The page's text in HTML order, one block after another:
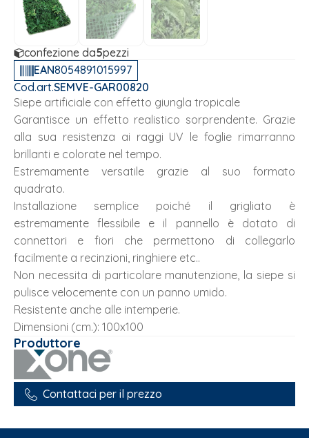
confezione da5pezzi
EAN8054891015997
Cod.art.SEMVE-GAR00820
Siepe artificiale con effetto giungla tropicale
Garantisce un effetto realistico sorprendente. Grazie
alla sua resistenza ai raggi UV le foglie rimarranno
brillanti e colorate nel tempo.
Estremamente versatile grazie al suo formato
quadrato.
Installazione semplice poiché il grigliato è
estremamente flessibile e il pannello è dotato di
connettori e fiori che permettono di collegarlo
facilmente a recinzioni, ringhiere etc..
Non necessita di particolare manutenzione, la siepe si
pulisce velocemente con un panno umido.
Resistente anche alle intemperie.
Dimensioni (cm.): 100x100
Produttore
Contattaci per il prezzo